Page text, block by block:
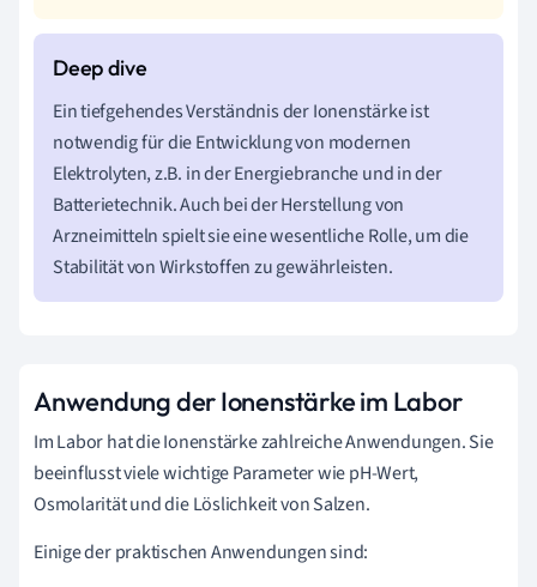
Ein tiefgehendes Verständnis der Ionenstärke ist
notwendig für die Entwicklung von modernen
Elektrolyten, z.B. in der Energiebranche und in der
Batterietechnik. Auch bei der Herstellung von
Arzneimitteln spielt sie eine wesentliche Rolle, um die
Stabilität von Wirkstoffen zu gewährleisten.
Anwendung der Ionenstärke im Labor
Im Labor hat die Ionenstärke zahlreiche Anwendungen. Sie
beeinflusst viele wichtige Parameter wie pH-Wert,
Osmolarität und die Löslichkeit von Salzen.
Einige der praktischen Anwendungen sind: